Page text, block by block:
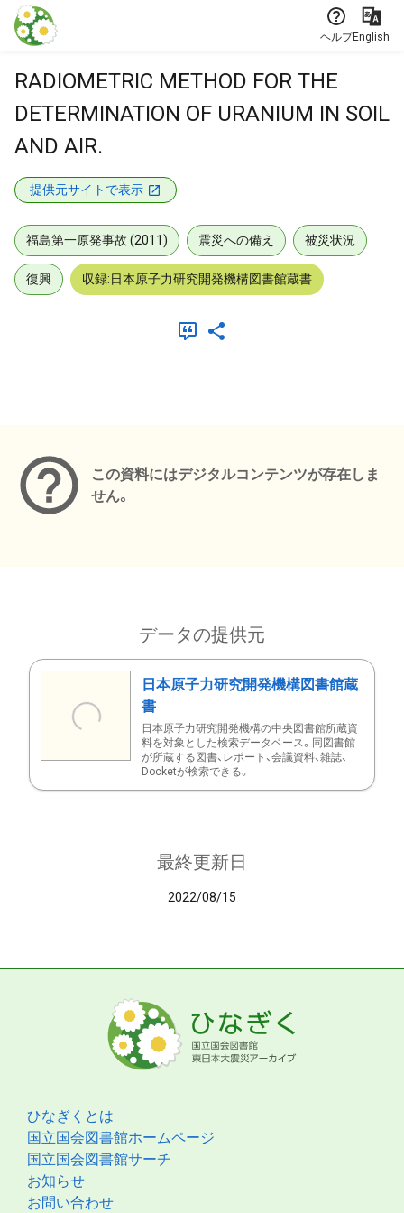
本文に飛ぶ
ヘルプEnglish
RADIOMETRIC METHOD FOR THE
DETERMINATION OF URANIUM IN SOIL
AND AIR.
提供元サイトで表示
福島第一原発事故 (2011) 震災への備え 被災状況
復興 収録:日本原子力研究開発機構図書館蔵書
この資料にはデジタルコンテンツが存在しま
せん。
データの提供元
日本原子力研究開発機構図書館蔵
書
日本原子力研究開発機構の中央図書館所蔵資
料を対象とした検索データベース。同図書館
が所蔵する図書、レポート、会議資料、雑誌、
Docketが検索できる。
最終更新日
2022/08/15
ひなぎくとは
国立国会図書館ホームページ
国立国会図書館サーチ
お知らせ
お問い合わせ